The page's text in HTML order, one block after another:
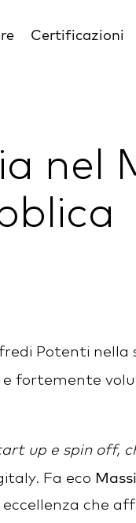
Certificazioni
nel
Potenti nella
e fortemente
up e spin off,
Fa eco
che